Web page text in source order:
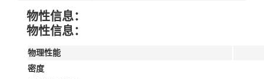
物性信息：
物性信息：
物理性能
密度